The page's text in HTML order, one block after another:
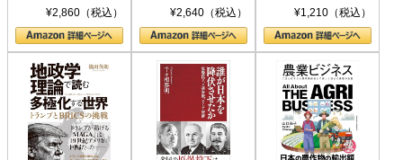
¥2,860（税込） ¥2,640（税込）
ト S 039)¥1,210（税込）